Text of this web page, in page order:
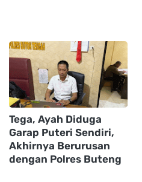
Tega, Ayah Diduga
Garap Puteri Sendiri,
Akhirnya Berurusan
dengan Polres Buteng